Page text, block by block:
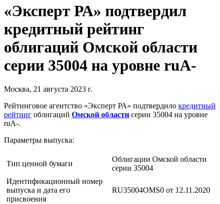
«Эксперт РА» подтвердил
кредитный рейтинг
облигаций Омской области
серии 35004 на уровне ruА-
Москва, 21 августа 2023 г.
Рейтинговое агентство «Эксперт РА» подтвердило кредитный
рейтинг облигаций Омской области серии 35004 на уровне
ruА-.
Параметры выпуска:
Тип ценной бумаги
Облигации Омской области
серии 35004
Идентификационный номер
выпуска и дата его
присвоения
RU35004OMS0 от 12.11.2020